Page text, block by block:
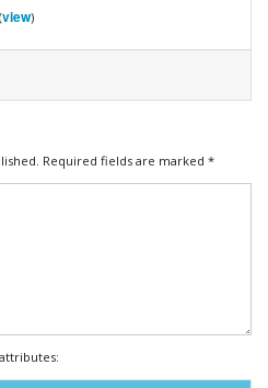
view)
Required fields are marked *